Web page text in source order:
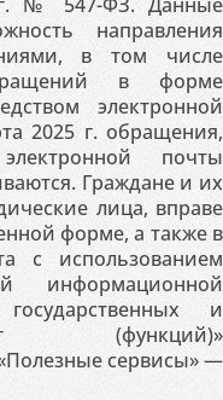
направления
в том числе
в форме
электронной
2025 г. обращения,
почты
Граждане и их
лица, вправе
форме, а также в
с использованием
информационной
и
(функций)»
сервисы» —